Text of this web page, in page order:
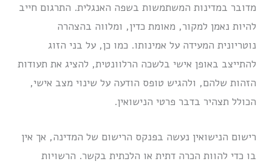
מדובר במדינות המשתמשות בשפה האנגלית. התרגום חייב
להיות נאמן למקור, מאומת כדין, ומלווה בהצהרה
נוטריונית המעידה על אמינותו. כמו כן, על בני הזוג
להתייצב באופן אישי בלשכה הרלוונטית, להציג את תעודות
הזהות שלהם, ולהגיש טופס הודעה על שינוי מצב אישי,
הכולל תצהיר בדבר פרטי הנישואין.
רישום הנישואין נעשה בפנקס הרישום של המדינה, אך אין
בו כדי להוות הכרה דתית או הלכתית בקשר. הרשויות